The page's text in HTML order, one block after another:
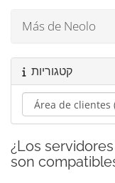
Más de Neolo
קטגוריות
¿Los
son